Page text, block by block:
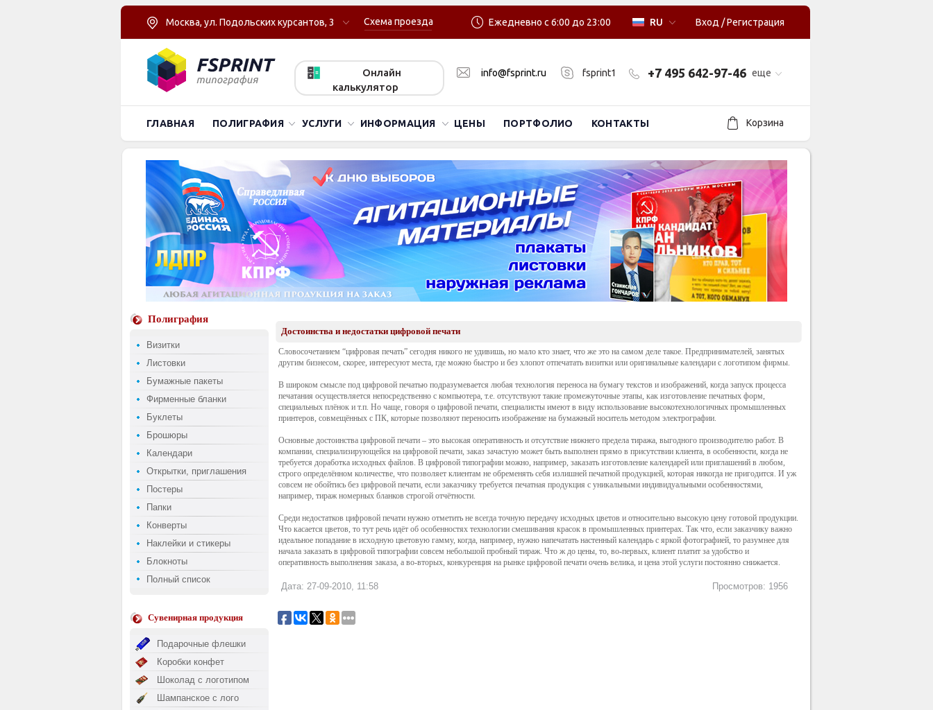
Москва, ул. Подольских курсантов, 3 Схема проезда Вход /Регистрация
RU
Ежедневно с 6:00 до 23:00
Онлайн
калькулятор
info@fsprint.ru fsprint1 еще
+7 495 642-97-46
ГЛАВНАЯ ПОЛИГРАФИЯ УСЛУГИ ИНФОРМАЦИЯ ЦЕНЫ ПОРТФОЛИО КОНТАКТЫ Корзина
Полиграфия
Визитки
Листовки
Бумажные пакеты
Фирменные бланки
Буклеты
Брошюры
Календари
Открытки, приглашения
Постеры
Папки
Конверты
Наклейки и стикеры
Блокноты
Полный список
Сувенирная продукция
Подарочные флешки
Коробки конфет
Шоколад с логотипом
Шампанское с лого
Достоинства и недостатки цифровой печати
Словосочетанием “цифровая печать” сегодня никого не удивишь, но мало кто знает, что же это на самом деле такое. Предпринимателей, занятых
другим бизнесом, скорее, интересуют места, где можно быстро и без хлопот отпечатать визитки или оригинальные календари с логотипом фирмы.
В широком смысле под цифровой печатью подразумевается любая технология переноса на бумагу текстов и изображений, когда запуск процесса
печатания осуществляется непосредственно с компьютера, т.е. отсутствуют такие промежуточные этапы, как изготовление печатных форм,
специальных плёнок и т.п. Но чаще, говоря о цифровой печати, специалисты имеют в виду использование высокотехнологичных промышленных
принтеров, совмещённых с ПК, которые позволяют переносить изображение на бумажный носитель методом электрографии.
Основные достоинства цифровой печати – это высокая оперативность и отсутствие нижнего предела тиража, выгодного производителю работ. В
компании, специализирующейся на цифровой печати, заказ зачастую может быть выполнен прямо в присутствии клиента, в особенности, когда не
требуется доработка исходных файлов. В цифровой типографии можно, например, заказать изготовление календарей или приглашений в любом,
строго определённом количестве, что позволяет клиентам не обременять себя излишней печатной продукцией, которая никогда не пригодится. И уж
совсем не обойтись без цифровой печати, если заказчику требуется печатная продукция с уникальными индивидуальными особенностями,
например, тираж номерных бланков строгой отчётности.
Среди недостатков цифровой печати нужно отметить не всегда точную передачу исходных цветов и относительно высокую цену готовой продукции.
Что касается цветов, то тут речь идёт об особенностях технологии смешивания красок в промышленных принтерах. Так что, если заказчику важно
идеальное попадание в исходную цветовую гамму, когда, например, нужно напечатать настенный календарь с яркой фотографией, то разумнее для
начала заказать в цифровой типографии совсем небольшой пробный тираж. Что ж до цены, то, во-первых, клиент платит за удобство и
оперативность выполнения заказа, а во-вторых, конкуренция на рынке цифровой печати очень велика, и цена этой услуги постоянно снижается.
Дата: 27-09-2010, 11:58 Просмотров: 1956